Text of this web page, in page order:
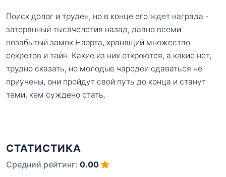
Поиск долог и труден, но в конце его ждет награда -
затерянный тысячелетия назад, давно всеми
позабытый замок Наэрта, хранящий множество
секретов и тайн. Какие из них откроются, а какие нет,
трудно сказать, но молодые чародеи сдаваться не
приучены, они пройдут свой путь до конца и станут
теми, кем суждено стать.
СТАТИСТИКА
Средний рейтинг: 0.00